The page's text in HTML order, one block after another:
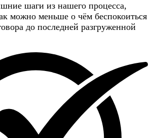
шаги из нашего процесса,
можно меньше о чём беспокоиться
до последней разгруженной